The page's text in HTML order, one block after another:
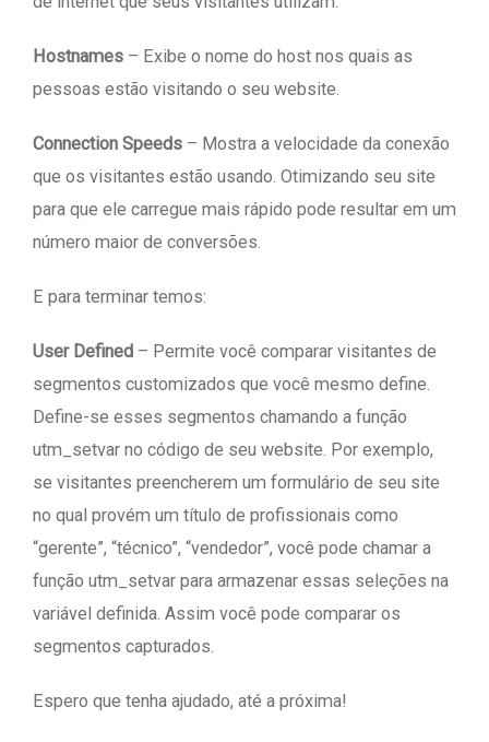
Hostnames – Exibe o nome do host nos quais as
pessoas estão visitando o seu website.
Connection Speeds – Mostra a velocidade da conexão
que os visitantes estão usando. Otimizando seu site
para que ele carregue mais rápido pode resultar em um
número maior de conversões.
E para terminar temos:
User Defined – Permite você comparar visitantes de
segmentos customizados que você mesmo define.
Define-se esses segmentos chamando a função
utm_setvar no código de seu website. Por exemplo,
se visitantes preencherem um formulário de seu site
no qual provém um título de profissionais como
“gerente”, “técnico”, “vendedor”, você pode chamar a
função utm_setvar para armazenar essas seleções na
variável definida. Assim você pode comparar os
segmentos capturados.
Espero que tenha ajudado, até a próxima!